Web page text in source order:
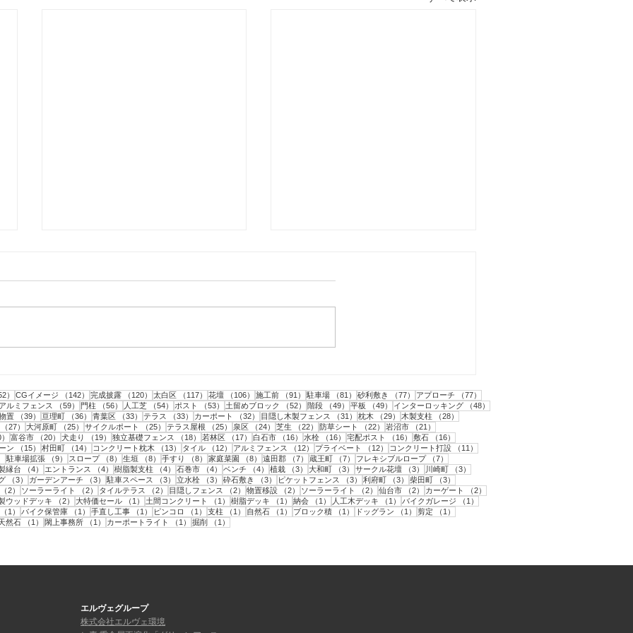
隠しフェンス工事・2
隠しフェンス工事・1
） 152件の記事
CGイメージ （142） 142件の記事
完成披露 （120） 120件の記事
太白区 （117） 117件の記事
花壇 （106） 106件の記事
施工前 （91） 91件の記事
駐車場 （81） 81件の記事
砂利敷き （77） 77件の記事
アプローチ （77）
事
ルミフェンス （59） 59件の記事
門柱 （56） 56件の記事
人工芝 （54） 54件の記事
ポスト （53） 53件の記事
土留めブロック （52） 52件の記事
階段 （49） 49件の記事
平板 （49） 49件の記事
インターロッキング （48）
件の記事
置 （39） 39件の記事
亘理町 （36） 36件の記事
青葉区 （33） 33件の記事
テラス （33） 33件の記事
カーポート （32） 32件の記事
目隠し木製フェンス （31） 31件の記事
枕木 （29） 29件の記事
木製支柱 （28）
（27） 27件の記事
大河原町 （25） 25件の記事
サイクルポート （25） 25件の記事
テラス屋根 （25） 25件の記事
泉区 （24） 24件の記事
芝生 （22） 22件の記事
防草シート （22） 22件の記事
岩沼市 （21）
20件の記事
富谷市 （20） 20件の記事
犬走り （19） 19件の記事
独立基礎フェンス （18） 18件の記事
若林区 （17） 17件の記事
白石市 （16） 16件の記事
水栓 （16） 16件の記事
宅配ポスト （16） 16件の記事
敷石 （16）
ン
（15） 15件の記事
村田町 （14） 14件の記事
コンクリート枕木 （13） 13件の記事
タイル （12） 12件の記事
アルミフェンス （12） 12件の記事
プライベート （12） 12件の記事
コンクリート打設 （11）
9件の記事
駐車場拡張 （9） 9件の記事
スロープ （8） 8件の記事
生垣 （8） 8件の記事
手すり （8） 8件の記事
家庭菜園 （8） 8件の記事
遠田郡 （7） 7件の記事
蔵王町 （7） 7件の記事
フレキシブルロープ （7）
記事
縁台 （4） 4件の記事
エントランス （4） 4件の記事
樹脂製支柱 （4） 4件の記事
石巻市 （4） 4件の記事
ベンチ （4） 4件の記事
植栽 （3） 3件の記事
大和町 （3） 3件の記事
サークル花壇 （3） 3件の記事
川崎町 （3）
（3） 3件の記事
ガーデンアーチ （3） 3件の記事
駐車スペース （3） 3件の記事
立水栓 （3） 3件の記事
砕石敷き （3） 3件の記事
ピケットフェンス （3） 3件の記事
利府町 （3） 3件の記事
柴田町 （3）
（2）
2件の記事
ソーラーライト （2） 2件の記事
タイルテラス （2） 2件の記事
目隠しフェンス （2） 2件の記事
物置移設 （2） 2件の記事
ソーラーライト （2） 2件の記事
仙台市 （2） 2件の記事
カーゲート （2）
記事
ウッドデッキ （2） 2件の記事
大特価セール （1） 1件の記事
土間コンクリート （1） 1件の記事
樹脂デッキ （1） 1件の記事
納会 （1） 1件の記事
人工木デッキ （1） 1件の記事
バイクガレージ （1）
（1）
1件の記事
バイク保管庫 （1） 1件の記事
手直し工事 （1） 1件の記事
ピンコロ （1） 1件の記事
支柱 （1） 1件の記事
自然石 （1） 1件の記事
ブロック積 （1） 1件の記事
ドッグラン （1） 1件の記事
剪定 （1）
の記事
然石 （1） 1件の記事
閖上事務所 （1） 1件の記事
カーポートライト （1） 1件の記事
掘削 （1）
エルヴェグループ
株式会社エルヴェ環境